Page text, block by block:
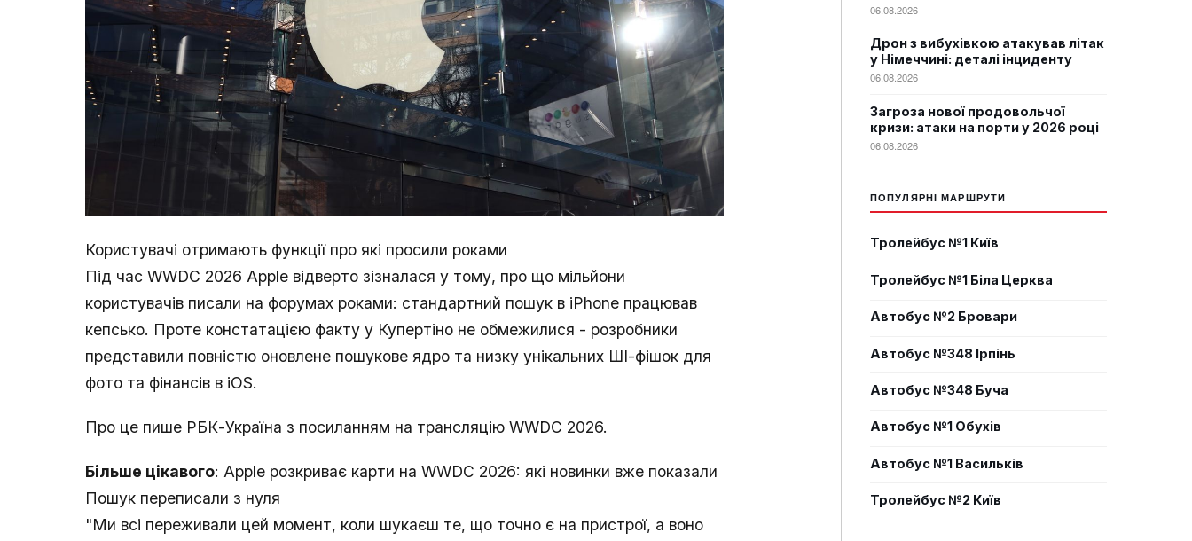
Користувачі отримають функції про які просили роками
Під час WWDC 2026 Apple відверто зізналася у тому, про що мільйони
користувачів писали на форумах роками: стандартний пошук в iPhone працював
кепсько. Проте констатацією факту у Купертіно не обмежилися - розробники
представили повністю оновлене пошукове ядро та низку унікальних ШІ-фішок для
фото та фінансів в iOS.
Про це пише РБК-Україна з посиланням на трансляцію WWDC 2026.
Більше цікавого: Apple розкриває карти на WWDC 2026: які новинки вже показали
Пошук переписали з нуля
"Ми всі переживали цей момент, коли шукаєш те, що точно є на пристрої, а воно
06.08.2026
Дрон з вибухівкою атакував літак
у Німеччині: деталі інциденту
06.08.2026
Загроза нової продовольчої
кризи: атаки на порти у 2026 році
06.08.2026
ПОПУЛЯРНІ МАРШРУТИ
Тролейбус №1 Київ
Тролейбус №1 Біла Церква
Автобус №2 Бровари
Автобус №348 Ірпінь
Автобус №348 Буча
Автобус №1 Обухів
Автобус №1 Васильків
Тролейбус №2 Київ